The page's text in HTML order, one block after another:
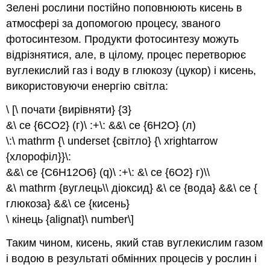
Зелені рослини постійно поповнюють кисень в
атмосфері за допомогою процесу, званого
фотосинтезом. Продукти фотосинтезу можуть
відрізнятися, але, в цілому, процес перетворює
вуглекислий газ і воду в глюкозу (цукор) і кисень,
використовуючи енергію світла:
\ [\ почати {вирівняти} {3}
&\ ce {6CO2} (г)\ :+\: &&\ ce {6H2O} (л)
\:\ mathrm {\ underset {світло} {\ xrightarrow
{хлорофіл}}\:
&&\ ce {C6H12O6} (q)\ :+\: &\ ce {6O2} г)\\
&\ mathrm {вуглець\\ діоксид} &\ ce {вода} &&\ ce {
глюкоза} &&\ ce {кисень}
\ кінець {alignat}\ number\]
Таким чином, кисень, який став вуглекислим газом
і водою в результаті обмінних процесів у рослин і